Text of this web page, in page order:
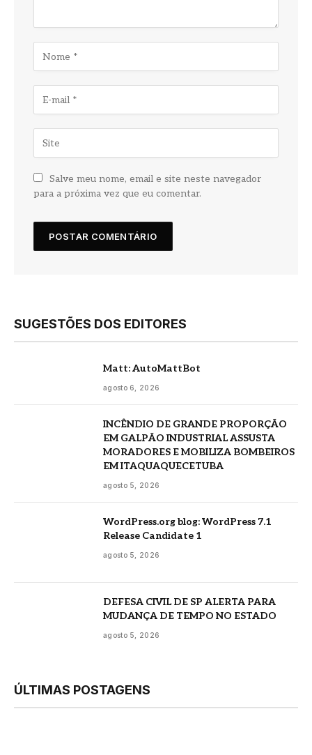
Salve meu nome, email e site neste navegador
para a próxima vez que eu comentar.
SUGESTÕES DOS EDITORES
Matt: AutoMattBot
agosto 6, 2026
INCÊNDIO DE GRANDE PROPORÇÃO
EM GALPÃO INDUSTRIAL ASSUSTA
MORADORES E MOBILIZA BOMBEIROS
EM ITAQUAQUECETUBA
agosto 5, 2026
WordPress.org blog: WordPress 7.1
Release Candidate 1
agosto 5, 2026
DEFESA CIVIL DE SP ALERTA PARA
MUDANÇA DE TEMPO NO ESTADO
agosto 5, 2026
ÚLTIMAS POSTAGENS